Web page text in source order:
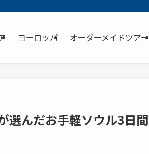
ヨーロッパ オーダーメイドツアー
選んだお手軽ソウル3日間